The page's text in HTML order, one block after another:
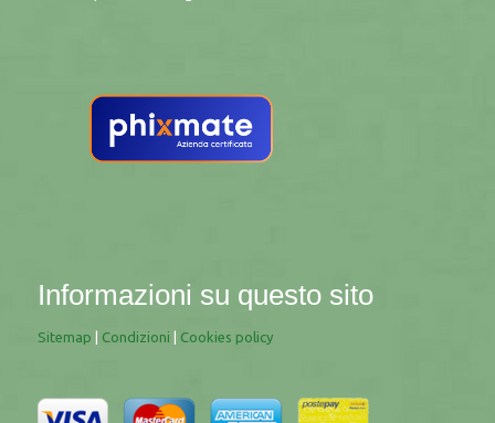
Informazioni su questo sito
Sitemap Condizioni Cookies policy